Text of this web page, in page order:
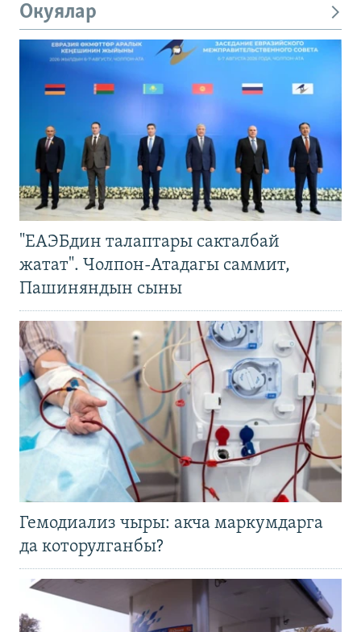
Окуялар
"ЕАЭБдин талаптары сакталбай
жатат". Чолпон-Атадагы саммит,
Пашиняндын сыны
Гемодиализ чыры: акча маркумдарга
да которулганбы?